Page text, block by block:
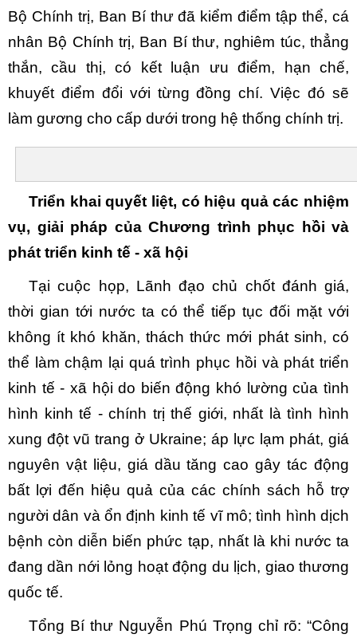
Bộ Chính trị, Ban Bí thư đã kiểm điểm tập thể, cá
nhân Bộ Chính trị, Ban Bí thư, nghiêm túc, thẳng
thắn, cầu thị, có kết luận ưu điểm, hạn chế,
khuyết điểm đổi với từng đồng chí. Việc đó sẽ
làm gương cho cấp dưới trong hệ thống chính trị.
Triển khai quyết liệt, có hiệu quả các nhiệm
vụ, giải pháp của Chương trình phục hồi và
phát triển kinh tế - xã hội
Tại cuộc họp, Lãnh đạo chủ chốt đánh giá,
thời gian tới nước ta có thể tiếp tục đối mặt với
không ít khó khăn, thách thức mới phát sinh, có
thể làm chậm lại quá trình phục hồi và phát triển
kinh tế - xã hội do biến động khó lường của tình
hình kinh tế - chính trị thế giới, nhất là tình hình
xung đột vũ trang ở Ukraine; áp lực lạm phát, giá
nguyên vật liệu, giá dầu tăng cao gây tác động
bất lợi đến hiệu quả của các chính sách hỗ trợ
người dân và ổn định kinh tế vĩ mô; tình hình dịch
bệnh còn diễn biến phức tạp, nhất là khi nước ta
đang dần nới lỏng hoạt động du lịch, giao thương
quốc tế.
Tổng Bí thư Nguyễn Phú Trọng chỉ rõ: “Công